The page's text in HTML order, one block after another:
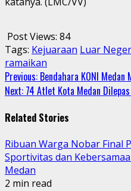
Post Views: 84
Tags: Kejuaraan Luar
ramaikan
Continue
Reading
Previous: Bendahara KONI Medan
Next: 74 Atlet Kota Medan
Related Stories
Ribuan Warga Nobar Final
Sportivitas dan
Medan
2 min read